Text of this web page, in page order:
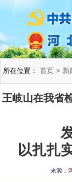
所在位置： 首页 > 新
王岐山在我省
以扎扎
来源：